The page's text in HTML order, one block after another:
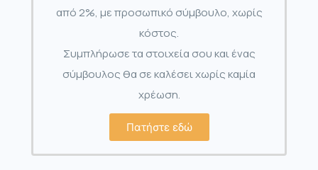
από 2%, με προσωπικό σύμβουλο, χωρίς
κόστος.
Συμπλήρωσε τα στοιχεία σου και ένας
σύμβουλος θα σε καλέσει χωρίς καμία
χρέωση.
Πατήστε εδώ